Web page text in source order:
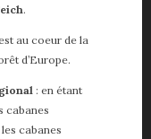
.
au coeur de la
d’Europe.
: en étant
cabanes
cabanes